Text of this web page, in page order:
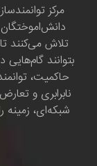
مرکز
تلاش می‌کنند
بتوانند
حاکمیت،
نابرابری و
شبکه‌ای،